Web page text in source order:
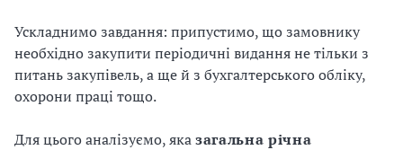
Ускладнимо завдання: припустимо, що замовнику
необхідно закупити періодичні видання не тільки з
питань закупівель, а ще й з бухгалтерського обліку,
охорони праці тощо.
Для цього аналізуємо, яказагальна річна